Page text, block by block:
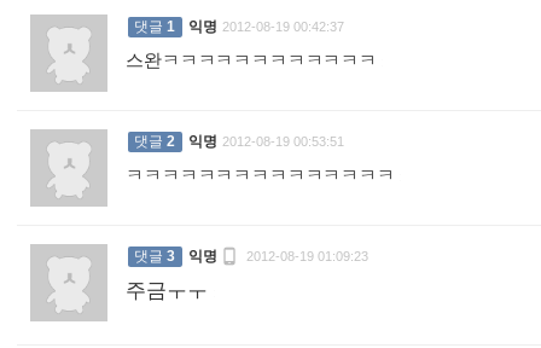
댓글 1 익명 2012-08-19 00:42:37
스완ㅋㅋㅋㅋㅋㅋㅋㅋㅋㅋㅋㅋ
댓글 2 익명 2012-08-19 00:53:51
ㅋㅋㅋㅋㅋㅋㅋㅋㅋㅋㅋㅋㅋㅋㅋ
댓글 3 익명  2012-08-19 01:09:23
주금ㅜㅜ